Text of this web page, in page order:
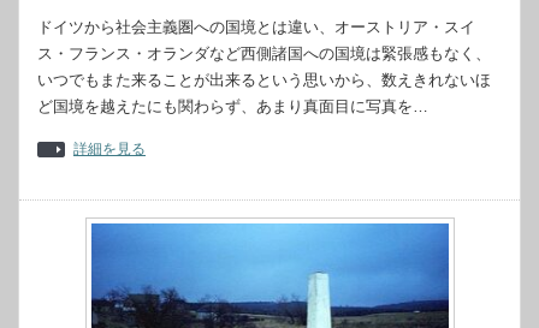
ドイツから社会主義圏への国境とは違い、オーストリア・スイ
ス・フランス・オランダなど西側諸国への国境は緊張感もなく、
いつでもまた来ることが出来るという思いから、数えきれないほ
ど国境を越えたにも関わらず、あまり真面目に写真を…
詳細を見る